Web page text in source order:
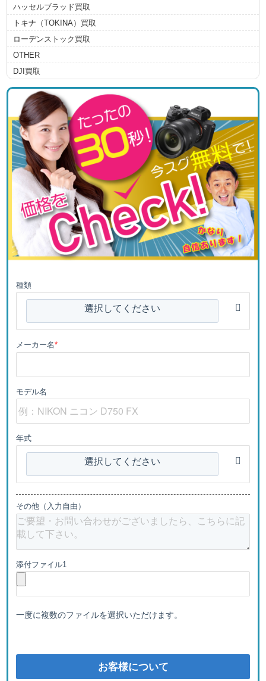
ハッセルブラッド買取
トキナ（TOKINA）買取
ローデンストック買取
OTHER
DJI買取
種類
選択してください
メーカー名*
モデル名
年式
選択してください
その他（入力自由）
添付ファイル1
一度に複数のファイルを選択いただけます。
お客様について